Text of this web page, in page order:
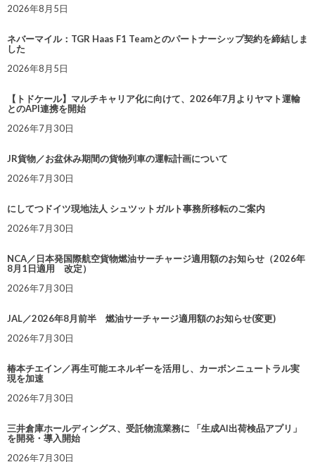
2026年8月5日
ネバーマイル：TGR Haas F1 Teamとのパートナーシップ契約を締結しま
した
2026年8月5日
【トドケール】マルチキャリア化に向けて、2026年7月よりヤマト運輸
とのAPI連携を開始
2026年7月30日
JR貨物／お盆休み期間の貨物列車の運転計画について
2026年7月30日
にしてつドイツ現地法人 シュツットガルト事務所移転のご案内
2026年7月30日
NCA／日本発国際航空貨物燃油サーチャージ適用額のお知らせ（2026年
8月1日適用 改定）
2026年7月30日
JAL／2026年8月前半 燃油サーチャージ適用額のお知らせ(変更)
2026年7月30日
椿本チエイン／再生可能エネルギーを活用し、カーボンニュートラル実
現を加速
2026年7月30日
三井倉庫ホールディングス、受託物流業務に 「生成AI出荷検品アプリ」
を開発・導入開始
2026年7月30日